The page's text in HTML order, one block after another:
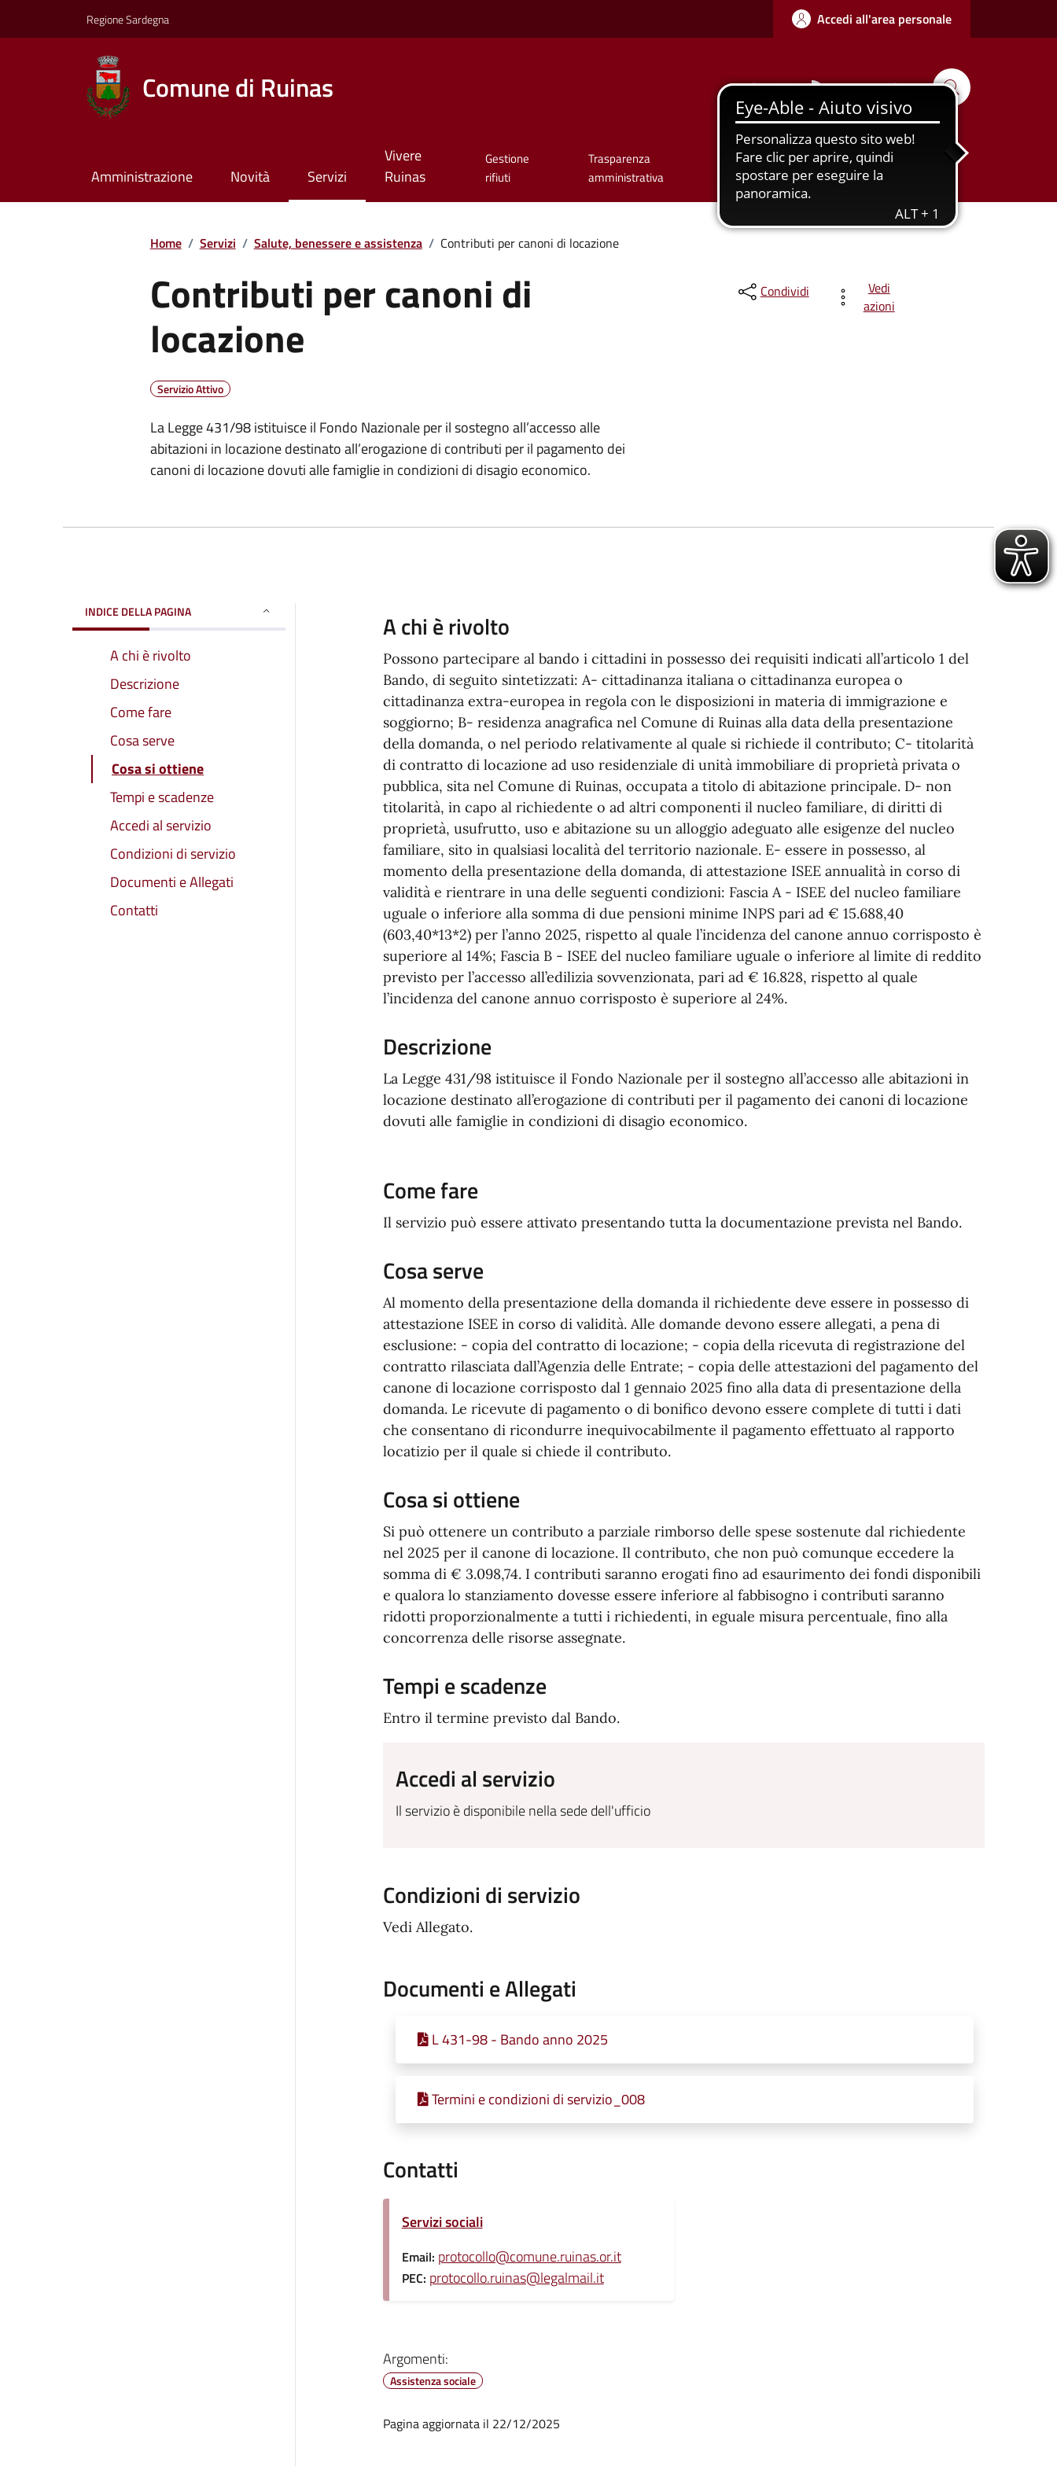
Regione Sardegna Accedi all'area personale
Comune di Ruinas Seguici su Cerca
Amministrazione Novità Servizi
Vivere
Ruinas
Gestione
rifiuti
Trasparenza
amministrativa
Urbanizzazione
Tutti gli
argomenti...
Home / Servizi / Salute, benessere e assistenza / Contributi per canoni di locazione
Contributi per canoni di
locazione
Servizio Attivo
La Legge 431/98 istituisce il Fondo Nazionale per il sostegno all’accesso alle
abitazioni in locazione destinato all’erogazione di contributi per il pagamento dei
canoni di locazione dovuti alle famiglie in condizioni di disagio economico.
Condividi
Vedi
azioni
INDICE DELLA PAGINA
A chi è rivolto
Descrizione
Come fare
Cosa serve
Cosa si ottiene
Tempi e scadenze
Accedi al servizio
Condizioni di servizio
Documenti e Allegati
Contatti
A chi è rivolto
Possono partecipare al bando i cittadini in possesso dei requisiti indicati all’articolo 1 del
Bando, di seguito sintetizzati: A- cittadinanza italiana o cittadinanza europea o
cittadinanza extra-europea in regola con le disposizioni in materia di immigrazione e
soggiorno; B- residenza anagrafica nel Comune di Ruinas alla data della presentazione
della domanda, o nel periodo relativamente al quale si richiede il contributo; C- titolarità
di contratto di locazione ad uso residenziale di unità immobiliare di proprietà privata o
pubblica, sita nel Comune di Ruinas, occupata a titolo di abitazione principale. D- non
titolarità, in capo al richiedente o ad altri componenti il nucleo familiare, di diritti di
proprietà, usufrutto, uso e abitazione su un alloggio adeguato alle esigenze del nucleo
familiare, sito in qualsiasi località del territorio nazionale. E- essere in possesso, al
momento della presentazione della domanda, di attestazione ISEE annualità in corso di
validità e rientrare in una delle seguenti condizioni: Fascia A - ISEE del nucleo familiare
uguale o inferiore alla somma di due pensioni minime INPS pari ad € 15.688,40
(603,40*13*2) per l’anno 2025, rispetto al quale l’incidenza del canone annuo corrisposto è
superiore al 14%; Fascia B - ISEE del nucleo familiare uguale o inferiore al limite di reddito
previsto per l’accesso all’edilizia sovvenzionata, pari ad € 16.828, rispetto al quale
l’incidenza del canone annuo corrisposto è superiore al 24%.
Descrizione
La Legge 431/98 istituisce il Fondo Nazionale per il sostegno all’accesso alle abitazioni in
locazione destinato all’erogazione di contributi per il pagamento dei canoni di locazione
dovuti alle famiglie in condizioni di disagio economico.
Come fare
Il servizio può essere attivato presentando tutta la documentazione prevista nel Bando.
Cosa serve
Al momento della presentazione della domanda il richiedente deve essere in possesso di
attestazione ISEE in corso di validità. Alle domande devono essere allegati, a pena di
esclusione: - copia del contratto di locazione; - copia della ricevuta di registrazione del
contratto rilasciata dall’Agenzia delle Entrate; - copia delle attestazioni del pagamento del
canone di locazione corrisposto dal 1 gennaio 2025 fino alla data di presentazione della
domanda. Le ricevute di pagamento o di bonifico devono essere complete di tutti i dati
che consentano di ricondurre inequivocabilmente il pagamento effettuato al rapporto
locatizio per il quale si chiede il contributo.
Cosa si ottiene
Si può ottenere un contributo a parziale rimborso delle spese sostenute dal richiedente
nel 2025 per il canone di locazione. Il contributo, che non può comunque eccedere la
somma di € 3.098,74. I contributi saranno erogati fino ad esaurimento dei fondi disponibili
e qualora lo stanziamento dovesse essere inferiore al fabbisogno i contributi saranno
ridotti proporzionalmente a tutti i richiedenti, in eguale misura percentuale, fino alla
concorrenza delle risorse assegnate.
Tempi e scadenze
Entro il termine previsto dal Bando.
Accedi al servizio
Il servizio è disponibile nella sede dell'ufficio
Condizioni di servizio
Vedi Allegato.
Documenti e Allegati
L 431-98 - Bando anno 2025
Termini e condizioni di servizio_008
Contatti
Servizi sociali
Email: protocollo@comune.ruinas.or.it
PEC: protocollo.ruinas@legalmail.it
Argomenti:
Assistenza sociale
Pagina aggiornata il 22/12/2025